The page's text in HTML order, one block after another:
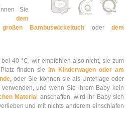
Sie
dem
Bambuswickeltuch oderdem
40 °C, wir empfehlen also nicht, sie zum
finden sie im Kinderwagen oder am
, oder Sie können sie als Unterlage oder
und wenn Sie ihrem Baby kein
Materia anschaffen, wird ihr Baby sich
und mit nichts anderem einschlafen